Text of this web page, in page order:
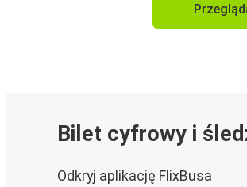
Bilet cyfrowy i
Odkryj aplikację FlixBusa